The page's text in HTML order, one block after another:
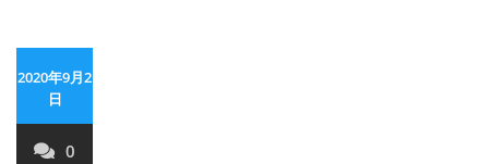
2020年9月2
日
0